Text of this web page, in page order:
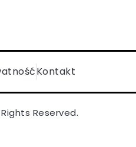
Kontakt
Reserved.